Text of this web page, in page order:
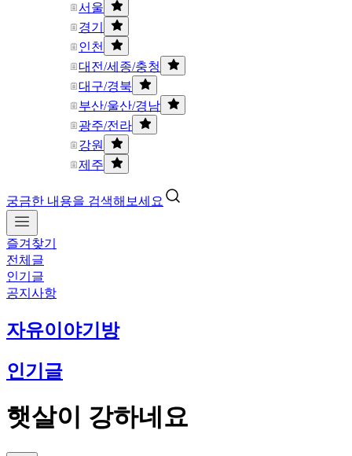
서울
경기
인천
대전/세종/충청
대구/경북
부산/울산/경남
광주/전라
강원
제주
궁금한 내용을 검색해보세요
즐겨찾기
전체글
인기글
공지사항
자유이야기방
인기글
햇살이 강하네요